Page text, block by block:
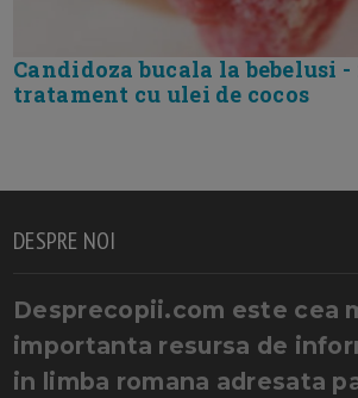
Candidoza bucala la bebelusi
tratament cu ulei de cocos
DESPRE NOI
Desprecopii.com este cea
importanta resursa de
in limba romana adresata